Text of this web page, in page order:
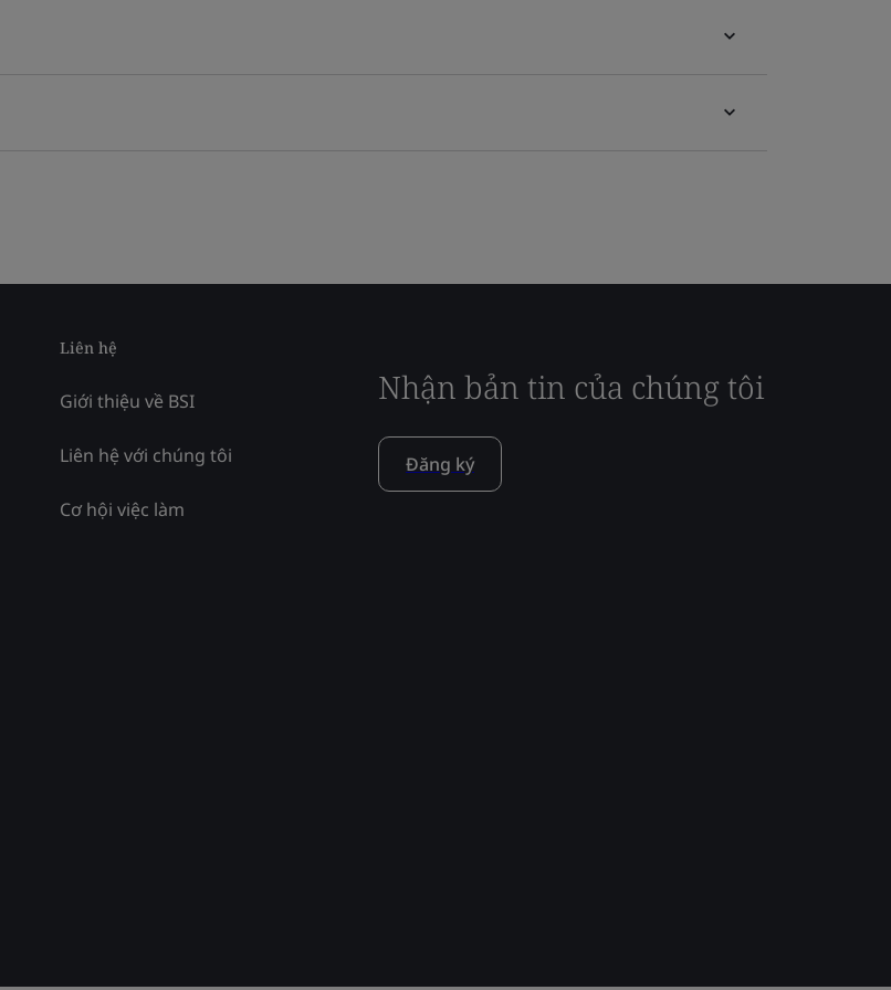
Liên hệ
Giới thiệu về BSI
Liên hệ với chúng tôi
Cơ hội việc làm
Nhận bản tin của chúng tôi
Đăng ký